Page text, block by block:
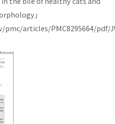
」
articles/PMC8295664/pdf/